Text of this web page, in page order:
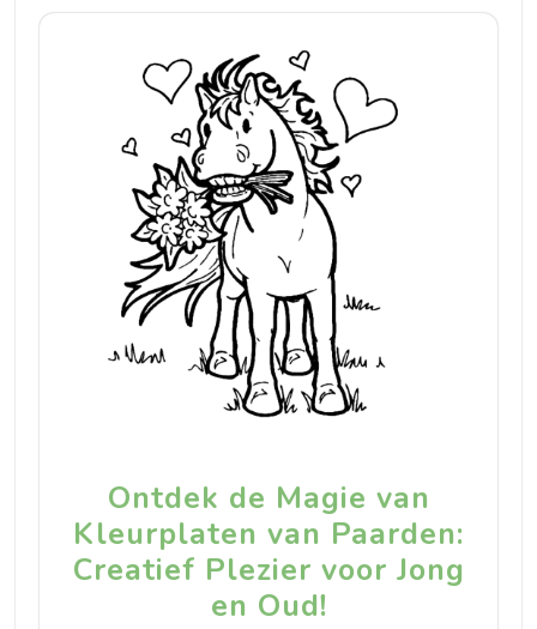
Ontdek de Magie van
Kleurplaten van Paarden:
Creatief Plezier voor Jong
en Oud!